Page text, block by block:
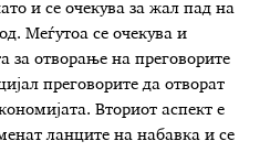
и се очекува за жал пад на
Меѓутоа се очекува и
за отворање на преговорите
преговорите да отворат
Вториот аспект е
ланците на набавка и се